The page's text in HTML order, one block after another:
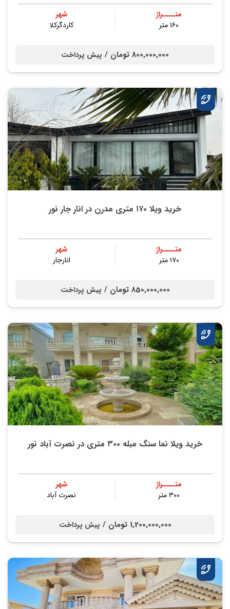
متــــراژ
۱۶۰ متر
شهر
کاردگرکلا
800,000,000 تومان / پیش پرداخت
خرید ویلا ۱۷۰ متری مدرن در انار جار نور
متــــراژ
۱۷۰ متر
شهر
انارجار
850,000,000 تومان / پیش پرداخت
خرید ویلا نما سنگ مبله ۳۰۰ متری در نصرت آباد نور
متــــراژ
۳۰۰ متر
شهر
نصرت آباد
1,200,000,000 تومان / پیش پرداخت